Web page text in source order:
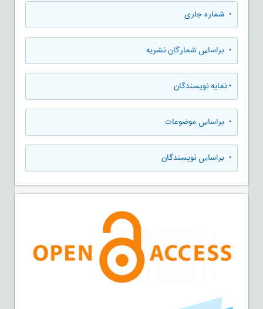
• شماره جاری
• براساس شمارگان نشریه
•نمایه نویسندگان
• براساس موضوعات
• براساس نویسندگان